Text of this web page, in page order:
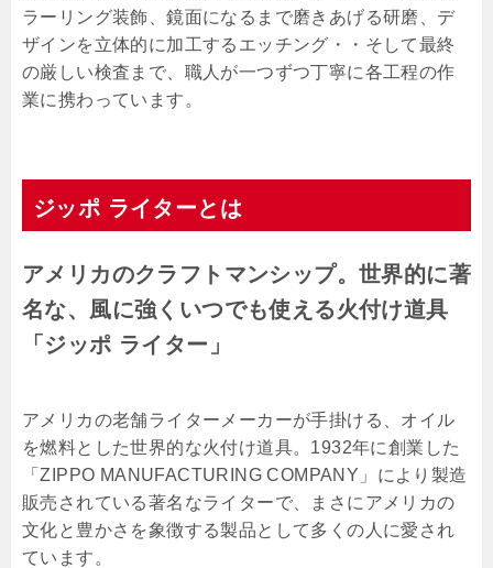
ラーリング装飾、鏡面になるまで磨きあげる研磨、デ
ザインを立体的に加工するエッチング・・そして最終
の厳しい検査まで、職人が一つずつ丁寧に各工程の作
業に携わっています。
ジッポ ライターとは
アメリカのクラフトマンシップ。世界的に著
名な、風に強くいつでも使える火付け道具
「ジッポ ライター」
アメリカの老舗ライターメーカーが手掛ける、オイル
を燃料とした世界的な火付け道具。1932年に創業した
「ZIPPO MANUFACTURING COMPANY」により製造
販売されている著名なライターで、まさにアメリカの
文化と豊かさを象徴する製品として多くの人に愛され
ています。